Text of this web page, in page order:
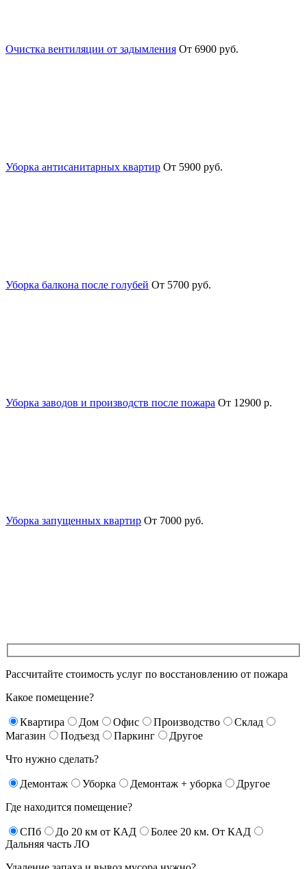
Очистка вентиляции от задымления От 6900 руб.
Уборка антисанитарных квартир От 5900 руб.
Уборка балкона после голубей От 5700 руб.
Уборка заводов и производств после пожара От 12900 р.
Уборка запущенных квартир От 7000 руб.
Рассчитайте стоимость услуг по восстановлению от пожара
Какое помещение?
Квартира Дом Офис Производство
Склад
Магазин
Подъезд Паркинг
Другое
Что нужно сделать?
Демонтаж Уборка Демонтаж + уборка
Другое
Где находится помещение?
СПб До 20 км от КАД
Более 20 км. От КАД
Дальняя часть ЛО